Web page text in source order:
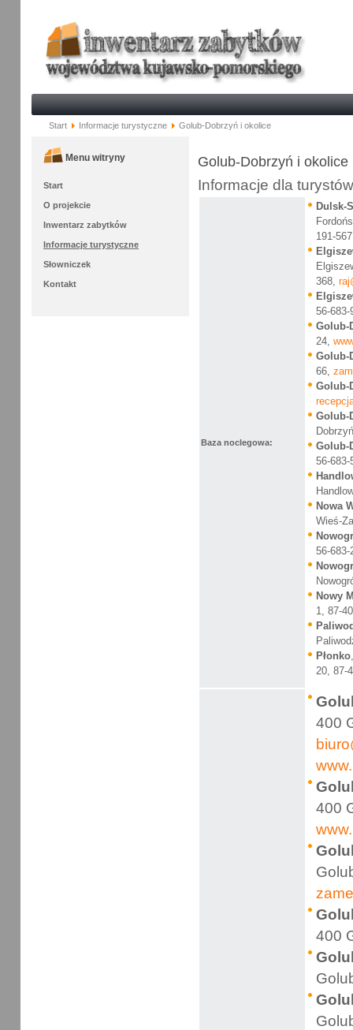
Start Informacje turystyczne Golub-Dobrzyń i okolice
Menu witryny
Start
O projekcie
Inwentarz zabytków
Informacje turystyczne
Słowniczek
Kontakt
Golub-Dobrzyń i okolice
Informacje dla
Baza noclegowa:
Dulsk-
191-
368,
56-
Golub-
24,
Golub-
66,
Golub-
Golub-
Golub-
56-683-
Nowa
Wieś-
56-683-
Nowy
1, 87-
Płonko
20, 87-
400
400
400